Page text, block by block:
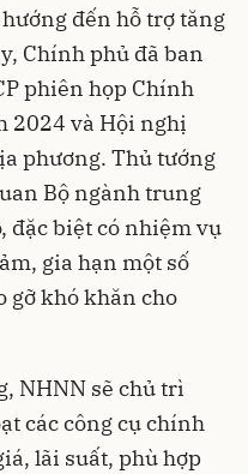
đến hỗ trợ tăng
Chính phủ đã ban
phiên họp Chính
2024 và Hội nghị
phương. Thủ tướng
Bộ ngành trung
đặc biệt có nhiệm vụ
gia hạn một số
gỡ khó khăn cho
NHNN sẽ chủ trì
các công cụ chính
lãi suất, phù hợp